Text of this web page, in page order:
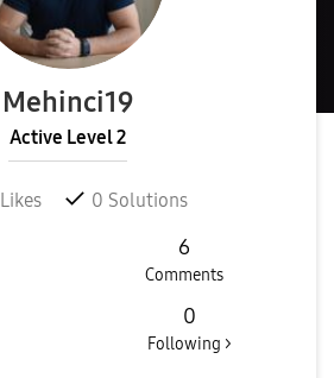
Mehinci19
Active Level 2
Likes 0 Solutions
6
Comments
0
Following >